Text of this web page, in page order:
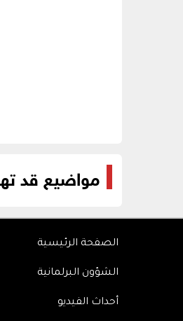
مواضيع قد
الصفحة الرئيسية
الشؤون البرلمانية
أحداث الفيديو